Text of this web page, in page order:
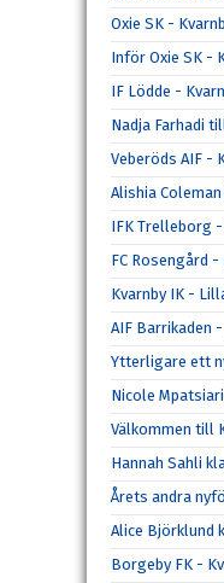
Oxie SK -
Inför Oxie SK -
IF Lödde -
Nadja Farhadi
Veberöds AIF -
Alishia
IFK Trelleborg
FC Rosengård
Kvarnby IK -
AIF Barrikaden
Ytterligare ett
Nicole
Välkommen till
Hannah Sahli
Årets andra
Alice Björklund
Borgeby FK -